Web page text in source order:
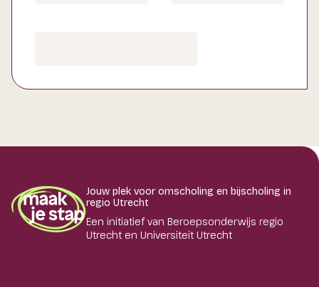
Jouw plek voor omscholing en bijscholing in
regio Utrecht
Een initiatief van Beroepsonderwijs regio
Utrecht en Universiteit Utrecht